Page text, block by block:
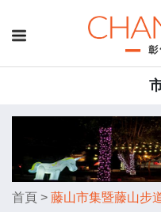
首頁 > 藤山市集暨藤山步